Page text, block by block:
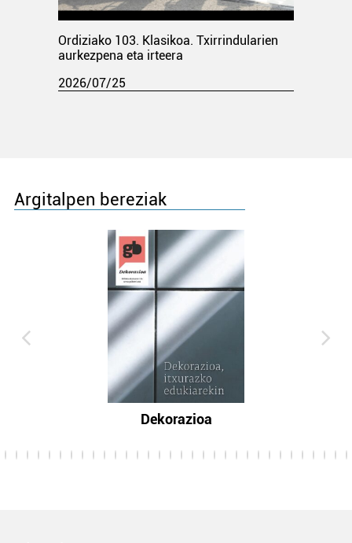
Ordiziako 103. Klasikoa. Txirrindularien
aurkezpena eta irteera
2026/07/25
Argitalpen bereziak
Dekorazioa